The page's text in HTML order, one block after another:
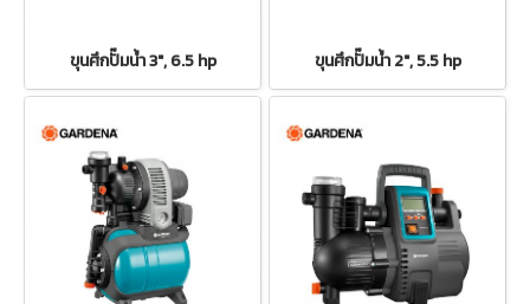
ขุนศึกปั๊มน้ำ 3", 6.5 hp ขุนศึกปั๊มน้ำ 2", 5.5 hp